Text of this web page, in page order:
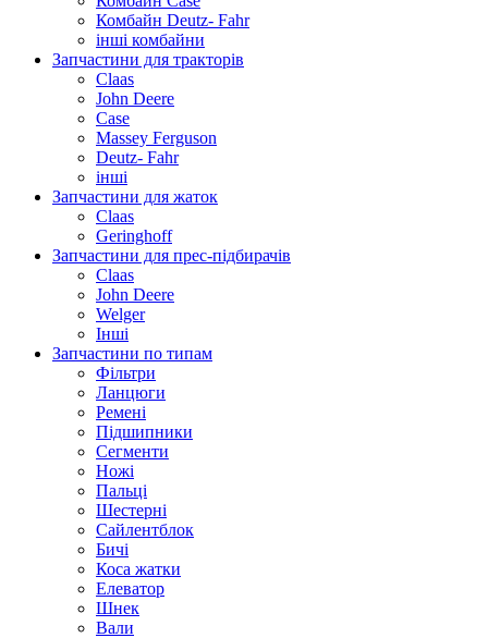
Комбайн Deutz- Fahr
інші комбайни
Запчастини для тракторів
Claas
John Deere
Case
Massey Ferguson
Deutz- Fahr
інші
Запчастини для жаток
Claas
Geringhoff
Запчастини для прес-підбирачів
Claas
John Deere
Welger
Інші
Запчастини по типам
Фільтри
Ланцюги
Ремені
Підшипники
Сегменти
Ножі
Пальці
Шестерні
Сайлентблок
Бичі
Коса жатки
Елеватор
Шнек
Вали